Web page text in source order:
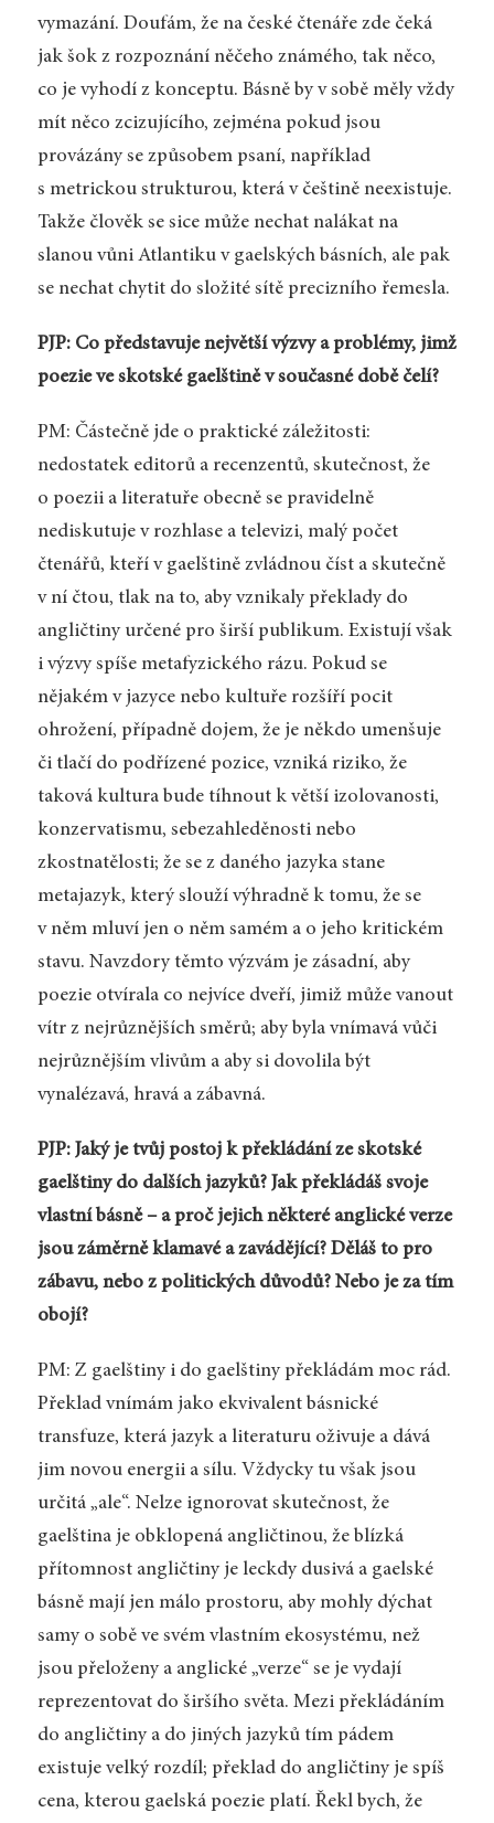
vymazání. Doufám, že na české čtenáře zde čeká
jak šok z rozpoznání něčeho známého, tak něco,
co je vyhodí z konceptu. Básně by v sobě měly vždy
mít něco zcizujícího, zejména pokud jsou
provázány se způsobem psaní, například
s metrickou strukturou, která v češtině neexistuje.
Takže člověk se sice může nechat nalákat na
slanou vůni Atlantiku v gaelských básních, ale pak
se nechat chytit do složité sítě precizního řemesla.
PJP: Co představuje největší výzvy a problémy, jimž
poezie ve skotské gaelštině v současné době čelí?
PM: Částečně jde o praktické záležitosti:
nedostatek editorů a recenzentů, skutečnost, že
o poezii a literatuře obecně se pravidelně
nediskutuje v rozhlase a televizi, malý počet
čtenářů, kteří v gaelštině zvládnou číst a skutečně
v ní čtou, tlak na to, aby vznikaly překlady do
angličtiny určené pro širší publikum. Existují však
i výzvy spíše metafyzického rázu. Pokud se
nějakém v jazyce nebo kultuře rozšíří pocit
ohrožení, případně dojem, že je někdo umenšuje
či tlačí do podřízené pozice, vzniká riziko, že
taková kultura bude tíhnout k větší izolovanosti,
konzervatismu, sebezahleděnosti nebo
zkostnatělosti; že se z daného jazyka stane
metajazyk, který slouží výhradně k tomu, že se
v něm mluví jen o něm samém a o jeho kritickém
stavu. Navzdory těmto výzvám je zásadní, aby
poezie otvírala co nejvíce dveří, jimiž může vanout
vítr z nejrůznějších směrů; aby byla vnímavá vůči
nejrůznějším vlivům a aby si dovolila být
vynalézavá, hravá a zábavná.
PJP: Jaký je tvůj postoj k překládání ze skotské
gaelštiny do dalších jazyků? Jak překládáš svoje
vlastní básně – a proč jejich některé anglické verze
jsou záměrně klamavé a zavádějící? Děláš to pro
zábavu, nebo z politických důvodů? Nebo je za tím
obojí?
PM: Z gaelštiny i do gaelštiny překládám moc rád.
Překlad vnímám jako ekvivalent básnické
transfuze, která jazyk a literaturu oživuje a dává
jim novou energii a sílu. Vždycky tu však jsou
určitá „ale“. Nelze ignorovat skutečnost, že
gaelština je obklopená angličtinou, že blízká
přítomnost angličtiny je leckdy dusivá a gaelské
básně mají jen málo prostoru, aby mohly dýchat
samy o sobě ve svém vlastním ekosystému, než
jsou přeloženy a anglické „verze“ se je vydají
reprezentovat do širšího světa. Mezi překládáním
do angličtiny a do jiných jazyků tím pádem
existuje velký rozdíl; překlad do angličtiny je spíš
cena, kterou gaelská poezie platí. Řekl bych, že